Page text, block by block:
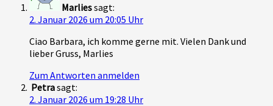
Marliessagt:
2. Januar 2026 um 20:05 Uhr
Ciao Barbara, ich komme gerne mit. Vielen Dank und
lieber Gruss, Marlies
Zum Antworten anmelden
Petrasagt:
2. Januar 2026 um 19:28 Uhr